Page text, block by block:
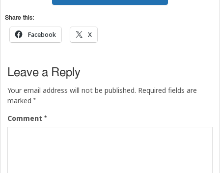
Share this:
Facebook X
Leave a Reply
Your email address will not be published. Required fields are
marked *
Comment *